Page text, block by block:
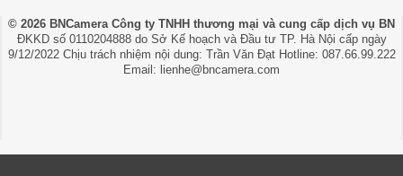
© 2026 BNCamera Công ty TNHH thương mại và cung cấp dịch vụ BN
ĐKKD số 0110204888 do Sở Kế hoạch và Đầu tư TP. Hà Nội cấp ngày
9/12/2022 Chịu trách nhiệm nội dung: Trần Văn Đạt Hotline: 087.66.99.222
Email: lienhe@bncamera.com